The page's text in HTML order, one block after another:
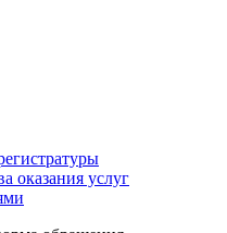
оказания услуг